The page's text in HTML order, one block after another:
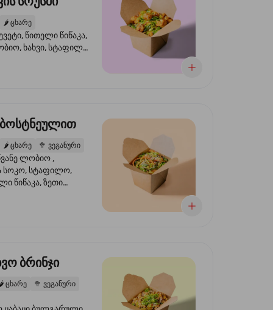
🌶️ ცხარე
წითელი წიწაკა,
ხახვი, სტაფილო,
ნიორი
🌶️ ცხარე 🥦 ვეგანური
ლობიო ,
სოკო, სტაფილო,
წიწაკა, ზეთი
ბრინჯი
🌶️ ცხარე 🥦 ვეგანური